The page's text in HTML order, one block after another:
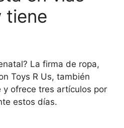
tiene
La firma de ropa,
Toys R Us, también
y ofrece tres artículos por
estos días.